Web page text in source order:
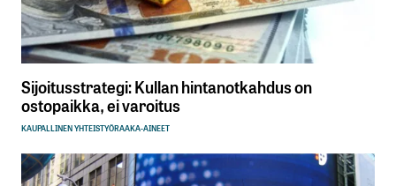
Sijoitusstrategi: Kullan hintanotkahdus on
ostopaikka, ei varoitus
KAUPALLINEN YHTEISTYÖRAAKA-AINEET